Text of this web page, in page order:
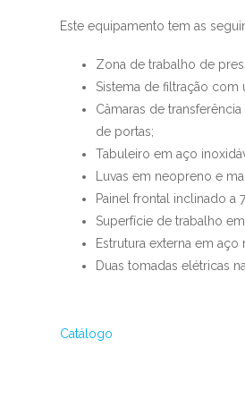
Este equipamento tem as
Zona de trabalho de
Sistema de filtração com
Câmaras de
de portas;
Tabuleiro em aço
Luvas em neopreno e
Painel frontal inclinado a
Superfície de trabalho
Estrutura externa em
Duas tomadas elétricas
Catálogo